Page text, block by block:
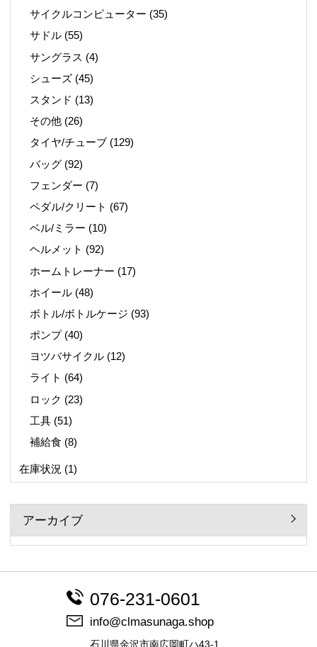
サイクルコンピューター (35)
サドル (55)
サングラス (4)
シューズ (45)
スタンド (13)
その他 (26)
タイヤ/チューブ (129)
バッグ (92)
フェンダー (7)
ペダル/クリート (67)
ベル/ミラー (10)
ヘルメット (92)
ホームトレーナー (17)
ホイール (48)
ボトル/ボトルケージ (93)
ポンプ(40)
ヨツバサイクル (12)
ライト (64)
ロック (23)
工具 (51)
補給食 (8)
在庫状況 (1)
アーカイブ
076-231-0601
info@clmasunaga.shop
石川県金沢市南広岡町ハ43-1